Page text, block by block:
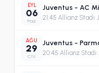
EYL
06
Paz
Juventus - AC
21:45·Allianz Stadı
AĞU
29
Cts
Juventus -
20:45·Allianz Stadı